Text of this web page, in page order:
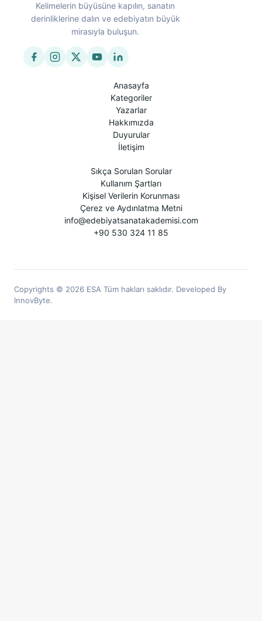
Kelimelerin büyüsüne kapılın, sanatın
derinliklerine dalın ve edebiyatın büyük
mirasıyla buluşun.
Anasayfa
Kategoriler
Yazarlar
Hakkımızda
Duyurular
İletişim
Sıkça Sorulan Sorular
Kullanım Şartları
Kişisel Verilerin Korunması
Çerez ve Aydınlatma Metni
info@edebiyatsanatakademisi.com
+90 530 324 11 85
Copyrights © 2026 ESA Tüm hakları saklıdır. Developed By
InnovByte.